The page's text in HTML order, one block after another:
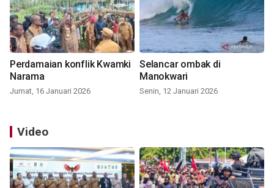
Perdamaian konflik Kwamki
Narama
Jumat, 16 Januari 2026
Selancar ombak di
Manokwari
Senin, 12 Januari 2026
Video